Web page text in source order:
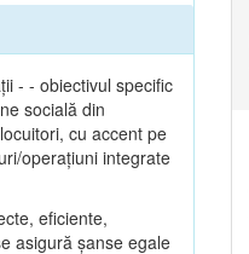
- - obiectivul specific
socială din
cu accent pe
operațiuni integrate
eficiente,
asigură şanse egale